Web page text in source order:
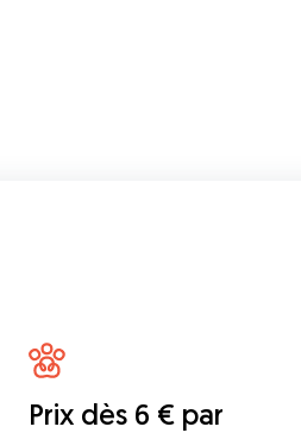
Prix dès 6 € par